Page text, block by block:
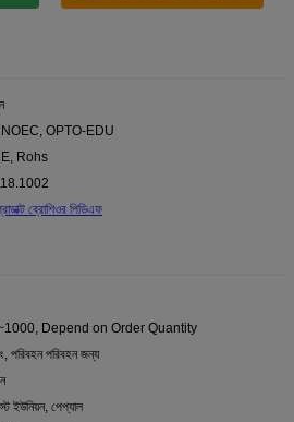
OPTO-EDU
Rohs
ব্রোশিওর পিডিএফ
Depend on Order Quantity
পরিবহন পরিবহন জন্য
ইউনিয়ন, পেপ্যাল